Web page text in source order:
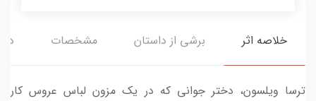
خلاصه اثر برشی از داستان مشخصات
ترسا ویلسون، دختر جوانی که در یک مزون لباس عروس کار